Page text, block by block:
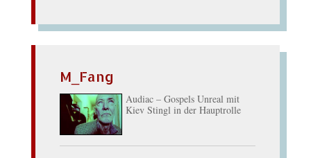
M_Fang
Audiac – Gospels Unreal mit
Kiev Stingl in der Hauptrolle